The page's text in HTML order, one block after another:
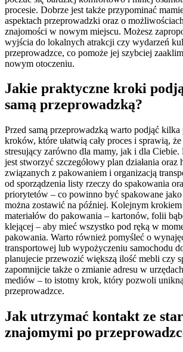
procesie. Dobrze jest także przypominać
aspektach przeprowadzki oraz o
znajomości w nowym miejscu. Możesz
wyjścia do lokalnych atrakcji czy wydarzeń
przeprowadzce, co pomoże jej szybciej
nowym otoczeniu.
Jakie praktyczne kroki
samą przeprowadzką?
Przed samą przeprowadzką warto podjąć
kroków, które ułatwią cały proces i sprawią,
stresujący zarówno dla mamy, jak i dla Ciebie.
jest stworzyć szczegółowy plan działania oraz
związanych z pakowaniem i organizacją
od sporządzenia listy rzeczy do spakowania
priorytetów – co powinno być spakowane
można zostawić na później. Kolejnym krokiem
materiałów do pakowania – kartonów, folii
klejącej – aby mieć wszystko pod ręką w
pakowania. Warto również pomyśleć o
transportowej lub wypożyczeniu samochodu
planujecie przewozić większą ilość mebli czy
zapomnijcie także o zmianie adresu w
mediów – to istotny krok, który pozwoli
przeprowadzce.
Jak utrzymać kontakt ze
znajomymi po